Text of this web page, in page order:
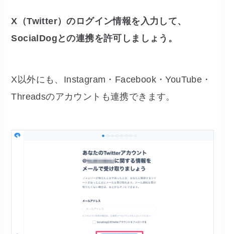
X（Twitter）のログイン情報を入力して、
SocialDogとの連携を許可しましょう。
X以外にも、Instagram・Facebook・YouTube・
Threadsのアカウントも連携できます。